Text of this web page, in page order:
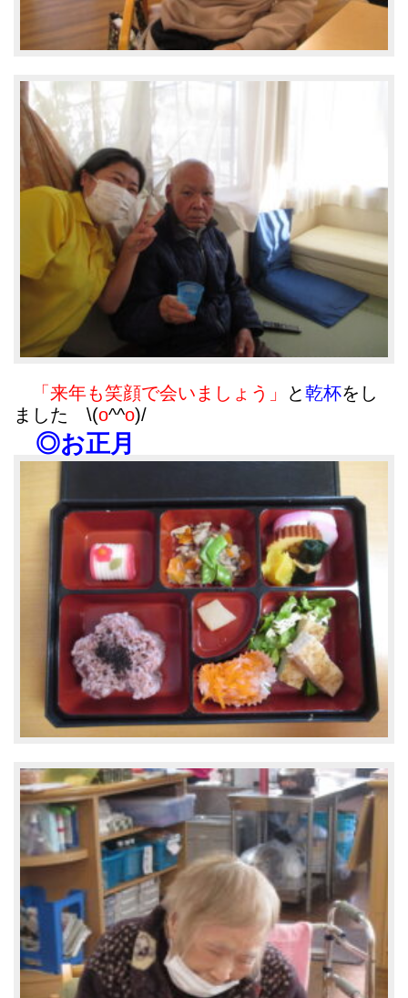
「来年も笑顔で会いましょう」 と乾杯をし
ました \(o^^o)/
◎お正月